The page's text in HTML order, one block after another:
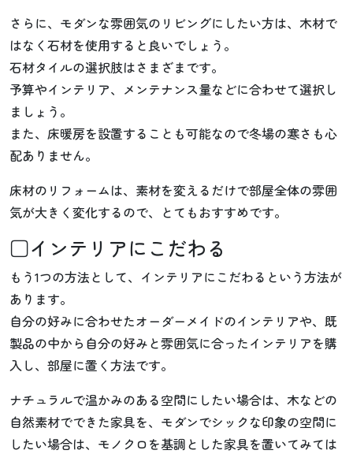
さらに、モダンな雰囲気のリビングにしたい方は、木材で
はなく石材を使用すると良いでしょう。
石材タイルの選択肢はさまざまです。
予算やインテリア、メンテナンス量などに合わせて選択し
ましょう。
また、床暖房を設置することも可能なので冬場の寒さも心
配ありません。
床材のリフォームは、素材を変えるだけで部屋全体の雰囲
気が大きく変化するので、とてもおすすめです。
□インテリアにこだわる
もう1つの方法として、インテリアにこだわるという方法が
あります。
自分の好みに合わせたオーダーメイドのインテリアや、既
製品の中から自分の好みと雰囲気に合ったインテリアを購
入し、部屋に置く方法です。
ナチュラルで温かみのある空間にしたい場合は、木などの
自然素材でできた家具を、モダンでシックな印象の空間に
したい場合は、モノクロを基調とした家具を置いてみては